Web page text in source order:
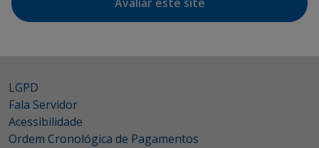
LGPD
Fala Servidor
Acessibilidade
Ordem Cronológica de Pagamentos